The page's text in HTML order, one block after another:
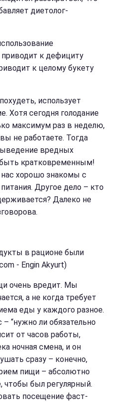
диетолог-
к дефициту
к целому букету
использует
Хотя сегодня голодание
максимум раз в неделю,
не работаете. Тогда
вредных
кратковременным!
хорошо знакомы с
Другое дело – кто
Далеко не
в рационе были
- Engin Akyurt)
очень вредит. Мы
а не когда требует
еды у каждого разное.
“нужно ли обязательно
от часов работы,
ночная смена, и он
сразу – конечно,
пищи – абсолютно
чтобы был регулярный.
посещение фаст-